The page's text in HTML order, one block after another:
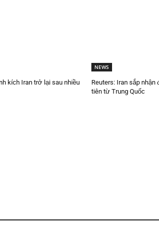
kích Iran trở lại sau nhiều
NEWS
Reuters: Iran sắp
tiên từ Trung Quốc